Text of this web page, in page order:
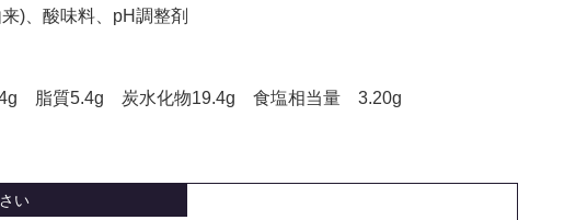
)、酸味料、pH調整剤
脂質5.4g 炭水化物19.4g 食塩相当量 3.20g
い